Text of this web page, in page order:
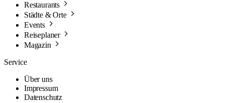
Restaurants
Städte & Orte
Events
Reiseplaner
Magazin
Service
Über uns
Impressum
Datenschutz